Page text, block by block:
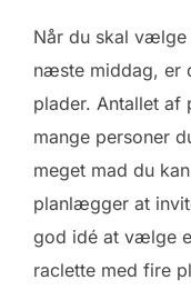
Når du skal vælge
næste middag, er
plader. Antallet af
mange personer
meget mad du
planlægger at
god idé at vælge
raclette med fire